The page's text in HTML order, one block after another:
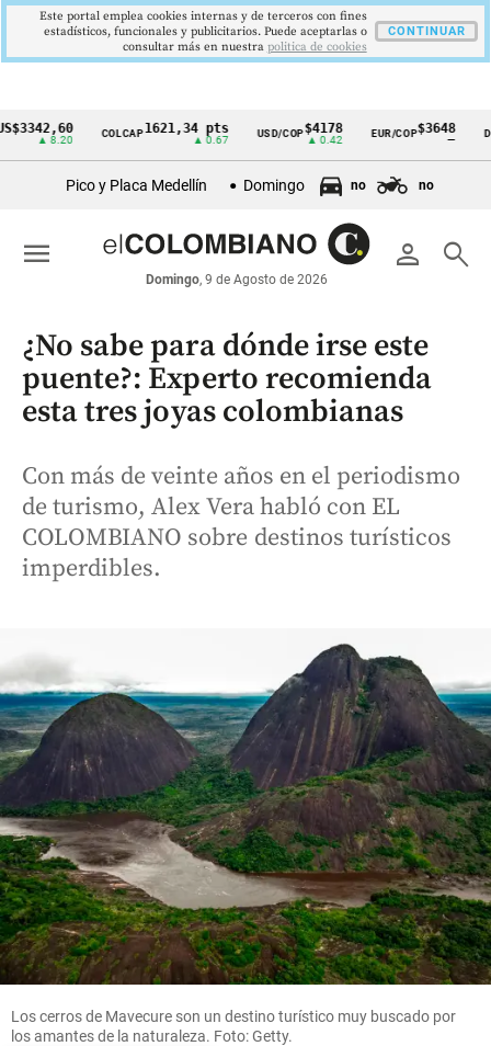
Cintillo
económicos
Colombia
COLCAP1621,34 pts USD/COP$4178
▲ 0.42
EUR/COP$3648
—
Pico y Placa Medellín Domingo no no
person search
Domingo, 9 de Agosto de 2026
menu
¿No sabe para dónde irse este
puente?: Experto recomienda
esta tres joyas colombianas
Con más de veinte años en el periodismo
de turismo, Alex Vera habló con EL
COLOMBIANO sobre destinos turísticos
imperdibles.
Los cerros de Mavecure son un destino turístico muy buscado por
los amantes de la naturaleza. Foto: Getty.
Este portal emplea cookies internas y de terceros con fines
estadísticos, funcionales y publicitarios. Puede aceptarlas o
consultar más en nuestra politica de cookies
CONTINUAR